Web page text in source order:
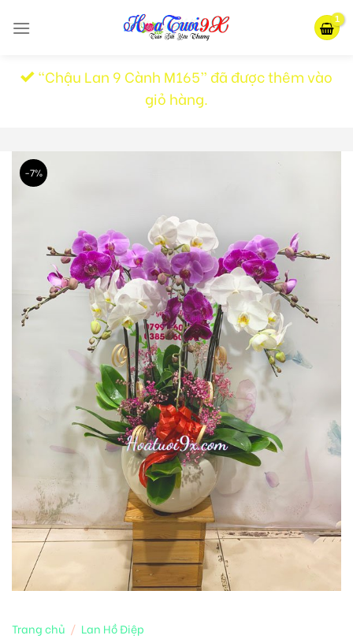
“Chậu Lan 9 Cành M165” đã được thêm vào
giỏ hàng.
-7%
Trang chủ / Lan Hồ Điệp